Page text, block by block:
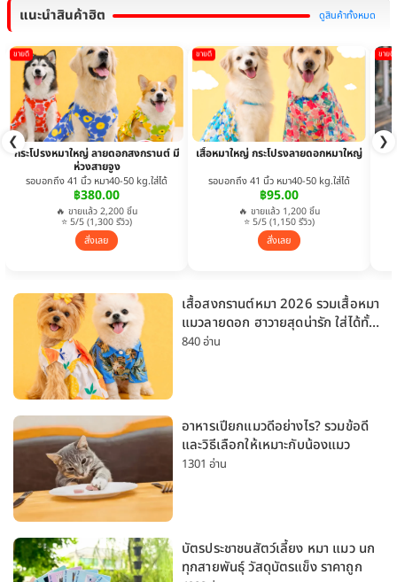
แนะนำสินค้าฮิต ดูสินค้าทั้งหมด
❮ ❯
ขายดี
กระโปรงหมาใหญ่ ลายดอกสงกรานต์ มี
ห่วงสายจูง
รอบอกถึง 41 นิ้ว หมา40-50 kg.ใส่ได้
฿380.00
🔥 ขายแล้ว 2,200 ชิ้น
⭐ 5/5 (1,300 รีวิว)
สั่งเลย
ขายดี
เสื้อหมาใหญ่ กระโปรงลายดอกหมาใหญ่
รอบอกถึง 41 นิ้ว หมา40-50 kg.ใส่ได้
฿95.00
🔥 ขายแล้ว 1,200 ชิ้น
⭐ 5/5 (1,150 รีวิว)
สั่งเลย
ขายดี
เสื้อสงกรานต์หมา 2026 รวมเสื้อหมา
แมวลายดอก ฮาวายสุดน่ารัก ใส่ได้ทั้ง
หมาเล็กและหมาใหญ่
840 อ่าน
อาหารเปียกแมวดีอย่างไร? รวมข้อดี
และวิธีเลือกให้เหมาะกับน้องแมว
1301 อ่าน
บัตรประชาชนสัตว์เลี้ยง หมา แมว นก
ทุกสายพันธุ์ วัสดุบัตรแข็ง ราคาถูก